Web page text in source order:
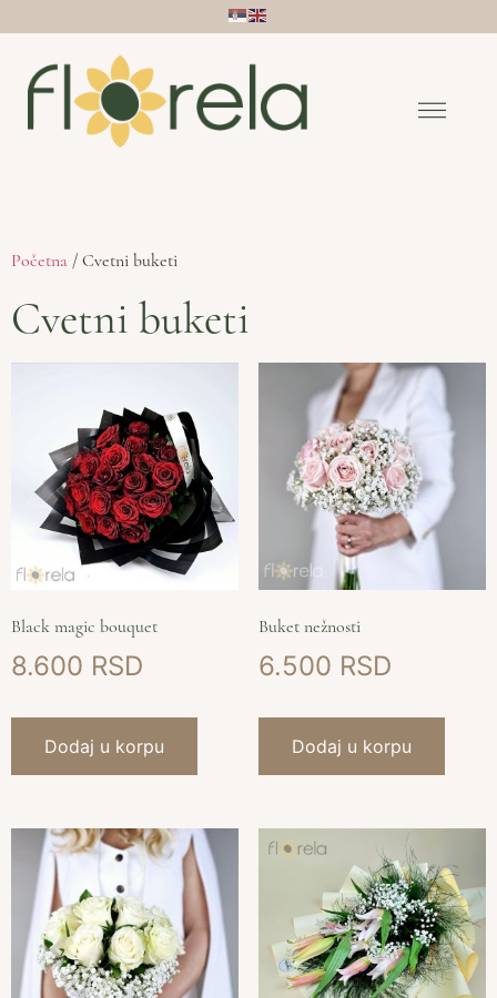
Početna / Cvetni buketi
Cvetni buketi
Black magic bouquet
8.600
Dodaj u korpu
Buket nežnosti
6.500
Dodaj u korpu